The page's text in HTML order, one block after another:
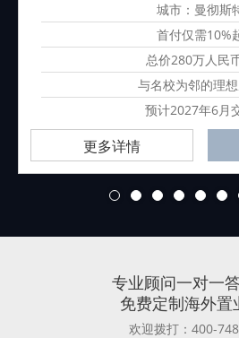
城市：曼彻斯
首付仅需10%
总价280万人民
与名校为邻的理
预计2027年6月
更多详情
3 4 5 6 7 8
专业顾问一对一
免费定制海外置
欢迎拨打：400-